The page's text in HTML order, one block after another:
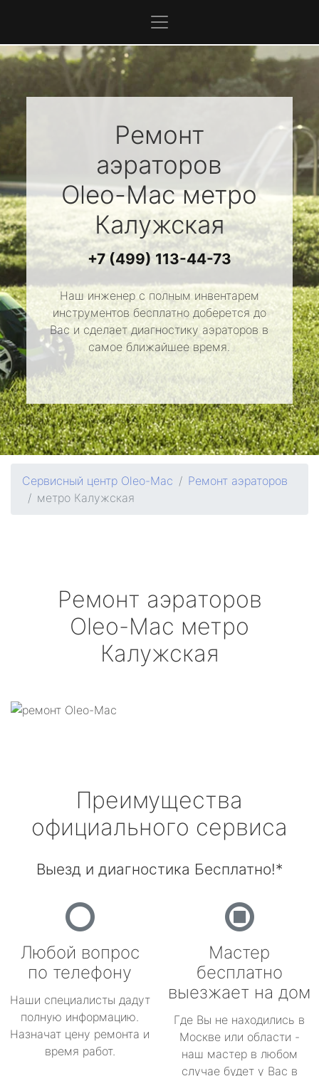
Ремонт
аэраторов
Oleo-Macметро
Калужская
+7 (499) 113-44-73
Наш инженер с полным инвентарем
инструментов бесплатно доберется до
Вас и сделает диагностику аэраторов в
самое ближайшее время.
Сервисный центр Oleo-Mac
Ремонт аэраторов
метро Калужская
Ремонт аэраторов
Oleo-Mac метро
Калужская
Преимущества
официального сервиса
Выезд и диагностика Бесплатно!*
Любой вопрос
по телефону
Наши специалисты дадут
полную информацию.
Назначат цену ремонта и
время работ.
Мастер
бесплатно
выезжает на дом
Где Вы не находились в
Москве или области -
наш мастер в любом
случае будет у Вас в